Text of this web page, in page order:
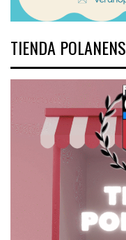
TIENDA POLANENS